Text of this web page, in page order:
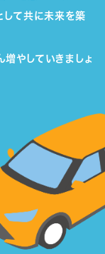
して共に未来を築
増やしていきましょ